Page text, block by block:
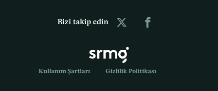
Bizi takip edin
Kullanım Şartları Gizlilik Politikası